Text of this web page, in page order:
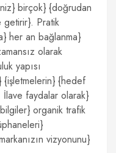
birçok} {doğrudan
getirir}. Pratik
her an bağlanma}
olarak
yapısı
{hedef
İlave faydalar olarak}
organik trafik
vizyonunu}